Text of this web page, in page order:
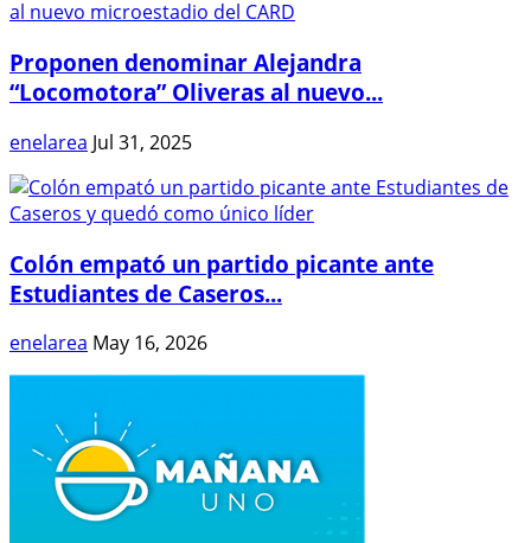
Proponen denominar Alejandra
“Locomotora” Oliveras al nuevo...
enelarea Jul 31, 2025
Colón empató un partido picante ante
Estudiantes de Caseros...
enelarea May 16, 2026